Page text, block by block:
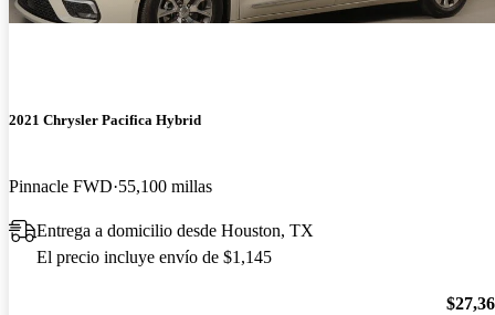
2021 Chrysler Pacifica Hybrid
Pinnacle FWD 55,100 millas
Entrega a domicilio desde Houston, TX
El precio incluye envío de $1,145